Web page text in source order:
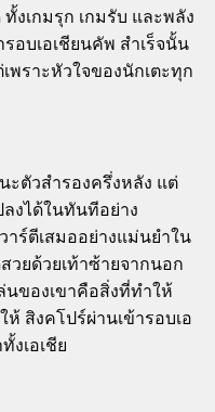
งเกมรุก เกมรับ และพลัง
อบเอเชียนคัพ สำเร็จนั้น
พราะหัวใจของนักเตะทุก
ะตัวสำรองครึ่งหลัง แต่
งได้ในทันทีอย่าง
าร์ตีเสมออย่างแม่นยำใน
วยด้วยเท้าซ้ายจากนอก
นของเขาคือสิ่งที่ทำให้
สิงคโปร์ผ่านเข้ารอบเอ
งเอเชีย